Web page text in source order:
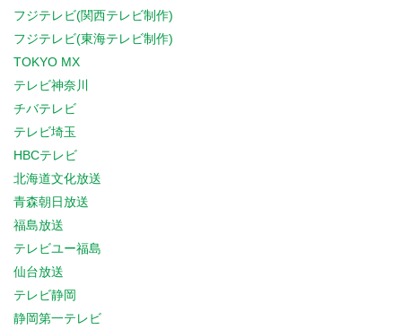
フジテレビ(関西テレビ制作)
フジテレビ(東海テレビ制作)
TOKYO MX
テレビ神奈川
チバテレビ
テレビ埼玉
HBCテレビ
北海道文化放送
青森朝日放送
福島放送
テレビユー福島
仙台放送
テレビ静岡
静岡第一テレビ